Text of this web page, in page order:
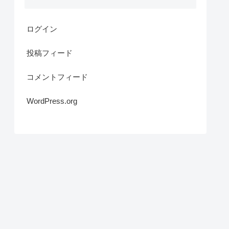
ログイン
投稿フィード
コメントフィード
WordPress.org